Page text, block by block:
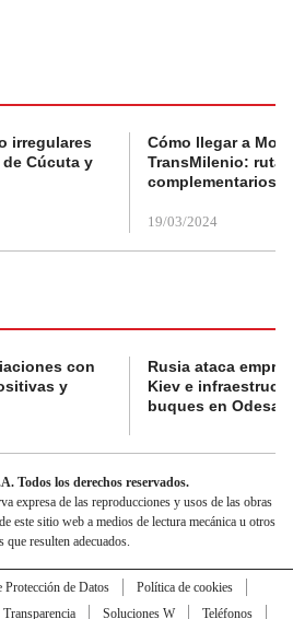
irregulares
Cúcuta y
Cómo llegar a
TransMilenio:
complementarios
19/03/2024
con
y
Rusia ataca
Kiev e
buques en Odesa
Todos los derechos reservados.
expresa de las reproducciones y usos de las obras
este sitio web a medios de lectura mecánica u otros
que resulten adecuados.
Protección de Datos
Política de cookies
Transparencia Soluciones W
Teléfonos